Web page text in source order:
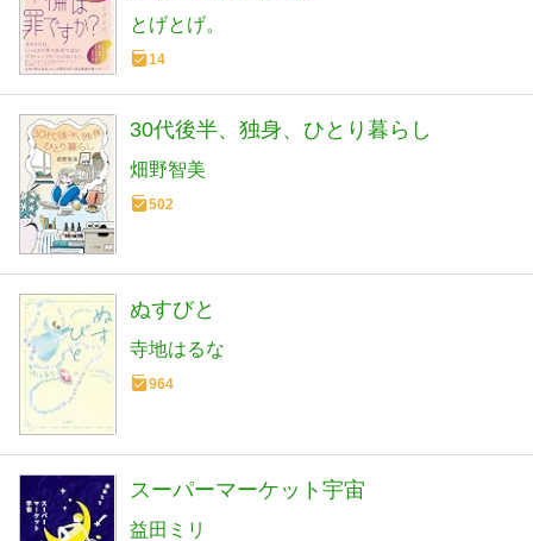
とげとげ。
14
30代後半、独身、ひとり暮らし
畑野智美
502
ぬすびと
寺地はるな
964
スーパーマーケット宇宙
益田ミリ